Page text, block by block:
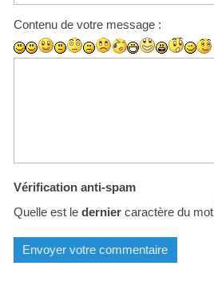
Contenu de votre message :
Vérification anti-spam
Quelle est le derniercaractère du mot